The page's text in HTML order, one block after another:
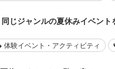
同じジャンルの夏休みイベント
体験イベント・アクティビティ